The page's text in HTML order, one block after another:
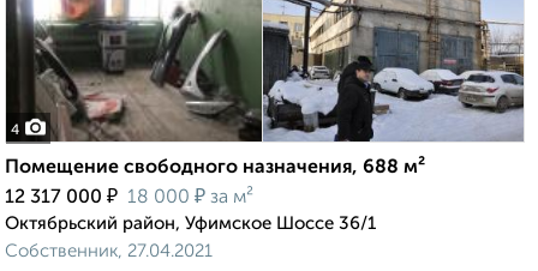
4
Помещение свободного назначения, 688 м²
12 317 000 ₽ 18 000 ₽ за м²
Октябрьский район, Уфимское Шоссе 36/1
Собственник, 27.04.2021